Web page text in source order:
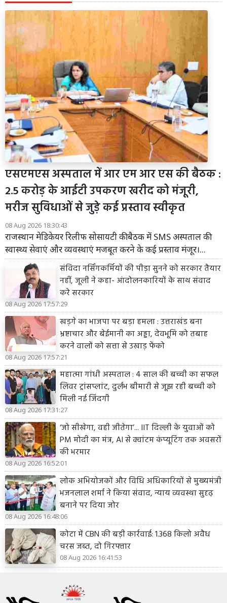
एसएमएस अस्पताल में आर एम आर एस की बैठक :
2.5 करोड़ के आईटी उपकरण खरीद को मंजूरी,
मरीज सुविधाओं से जुड़े कई प्रस्ताव स्वीकृत
08 Aug 2026 18:30:43
राजस्थान मेडिकेयर रिलीफ सोसायटी की बैठक में SMS अस्पताल की
स्वास्थ्य सेवाएं और व्यवस्थाएं मजबूत करने के कई प्रस्ताव मंजूर।...
संविदा नर्सिंगकर्मियों की पीड़ा सुनने को सरकार तैयार
नहीं, जूली ने कहा- आंदोलनकारियों के साथ संवाद
करे सरकार
08 Aug 2026 17:57:29
खड़गे का भाजपा पर बड़ा हमला : उत्तराखंड बना
भ्रष्टाचार और बेईमानी का अड्डा, देवभूमि को तबाह
करने वालों को सत्ता से उखाड़ फेंको
08 Aug 2026 17:57:21
महात्मा गांधी अस्पताल : 4 साल की बच्ची का सफल
लिवर ट्रांसप्लांट, दुर्लभ बीमारी से जूझ रही बच्ची को
मिली नई जिंदगी
08 Aug 2026 17:31:27
‘जो सीखेगा, वही जीतेगा’... IIT दिल्ली के युवाओं को
PM मोदी का मंत्र, AI से क्वांटम कंप्यूटिंग तक अवसरों
की भरमार
08 Aug 2026 16:52:01
लोक अभियोजकों और विधि अधिकारियों से मुख्यमंत्री
भजनलाल शर्मा ने किया संवाद, न्याय व्यवस्था सुदृढ़
बनाने पर दिया जोर
08 Aug 2026 16:48:06
कोटा में CBN की बड़ी कार्रवाई: 1.368 किलो अवैध
चरस जब्त, दो गिरफ्तार
08 Aug 2026 16:41:53